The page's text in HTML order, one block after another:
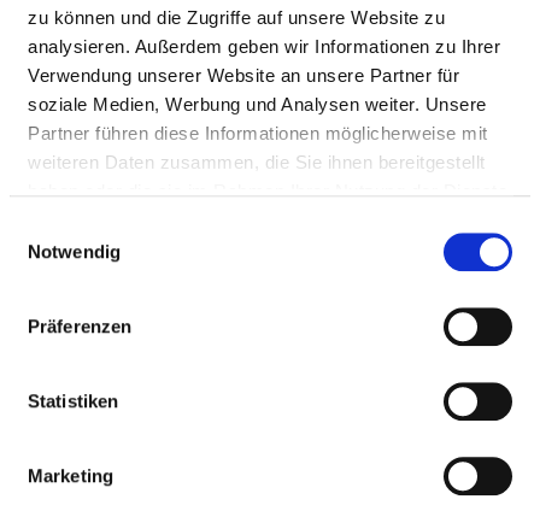
zu können und die Zugriffe auf unsere Website zu
analysieren. Außerdem geben wir Informationen zu Ihrer
Verwendung unserer Website an unsere Partner für
soziale Medien, Werbung und Analysen weiter. Unsere
Partner führen diese Informationen möglicherweise mit
weiteren Daten zusammen, die Sie ihnen bereitgestellt
Notwendig
Präferenzen
Statistiken
Marketing
RÖNTGENABTEILUNG
PERSONELLE AUSSTATTUNG
Ärzte und Ärztinnen (inkl. Belegärzte): 0,00